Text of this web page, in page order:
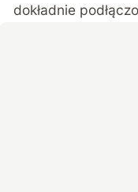
dokładnie